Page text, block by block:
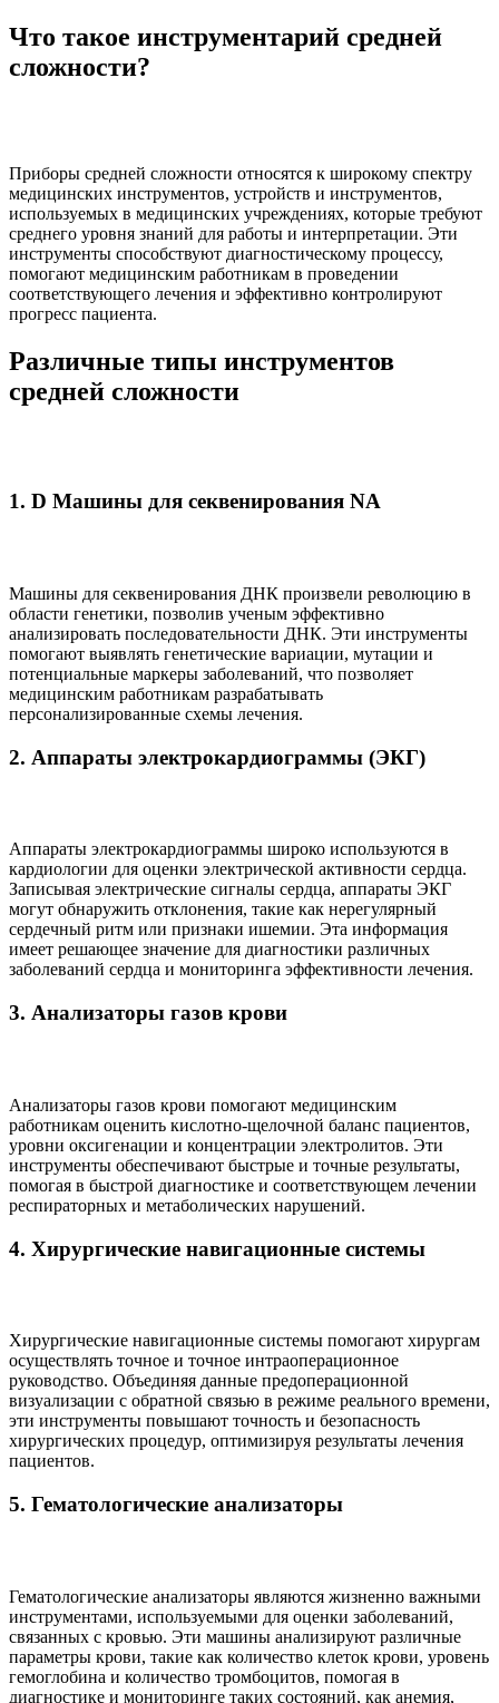
Что такое инструментарий средней
сложности?
Приборы средней сложности относятся к широкому спектру
медицинских инструментов, устройств и инструментов,
используемых в медицинских учреждениях, которые требуют
среднего уровня знаний для работы и интерпретации. Эти
инструменты способствуют диагностическому процессу,
помогают медицинским работникам в проведении
соответствующего лечения и эффективно контролируют
прогресс пациента.
Различные типы инструментов
средней сложности
1. D Машины для секвенирования NA
Машины для секвенирования ДНК произвели революцию в
области генетики, позволив ученым эффективно
анализировать последовательности ДНК. Эти инструменты
помогают выявлять генетические вариации, мутации и
потенциальные маркеры заболеваний, что позволяет
медицинским работникам разрабатывать
персонализированные схемы лечения.
2. Аппараты электрокардиограммы (ЭКГ)
Аппараты электрокардиограммы широко используются в
кардиологии для оценки электрической активности сердца.
Записывая электрические сигналы сердца, аппараты ЭКГ
могут обнаружить отклонения, такие как нерегулярный
сердечный ритм или признаки ишемии. Эта информация
имеет решающее значение для диагностики различных
заболеваний сердца и мониторинга эффективности лечения.
3. Анализаторы газов крови
Анализаторы газов крови помогают медицинским
работникам оценить кислотно-щелочной баланс пациентов,
уровни оксигенации и концентрации электролитов. Эти
инструменты обеспечивают быстрые и точные результаты,
помогая в быстрой диагностике и соответствующем лечении
респираторных и метаболических нарушений.
4. Хирургические навигационные системы
Хирургические навигационные системы помогают хирургам
осуществлять точное и точное интраоперационное
руководство. Объединяя данные предоперационной
визуализации с обратной связью в режиме реального времени,
эти инструменты повышают точность и безопасность
хирургических процедур, оптимизируя результаты лечения
пациентов.
5. Гематологические анализаторы
Гематологические анализаторы являются жизненно важными
инструментами, используемыми для оценки заболеваний,
связанных с кровью. Эти машины анализируют различные
параметры крови, такие как количество клеток крови, уровень
гемоглобина и количество тромбоцитов, помогая в
диагностике и мониторинге таких состояний, как анемия,